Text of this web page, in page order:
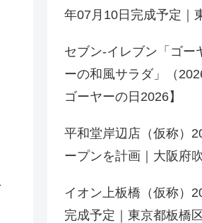
年07月10日完成予定｜
セブン-イレブン「ゴー
ーの和風サラダ」（
ゴーヤーの日2026】
平和堂岸辺店（仮称）
ープンを計画｜大阪府
イオン上板橋（仮称）
完成予定｜東京都板橋